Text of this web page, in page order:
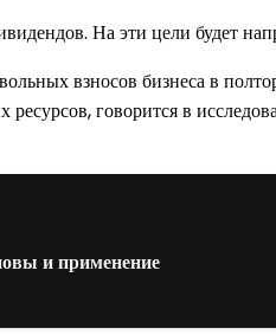
На эти цели будет
взносов бизнеса в
говорится в
и применение